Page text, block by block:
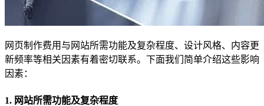
网页制作费用与网站所需功能及复杂程度、设计风格、内容更
新频率等相关因素有着密切联系。下面我们简单介绍这些影响
因素：
1. 网站所需功能及复杂程度